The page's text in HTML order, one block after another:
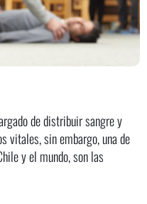
de distribuir sangre y
vitales, sin embargo, una de
y el mundo, son las